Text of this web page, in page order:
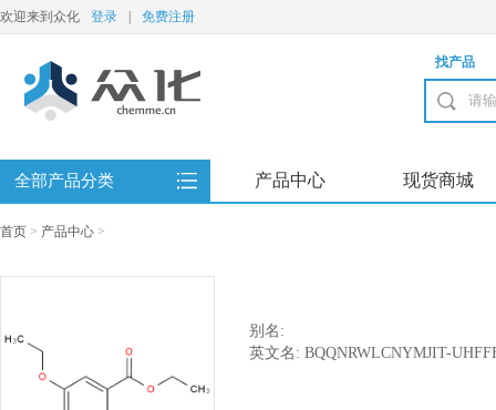
欢迎来到众化 登录 免费注册
找产品
全部产品分类 产品中心 现货商城
首页 > 产品中心 >
别名:
英文名: BQQNRWLCNYMJIT-